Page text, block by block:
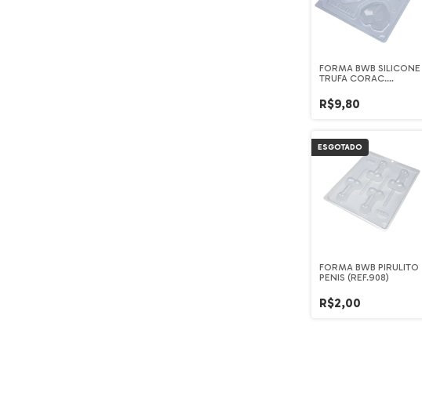
FORMA BWB SILICONE
TRUFA CORAC.
R$9,80
ESGOTADO
FORMA BWB PIRULITO
PENIS (REF.908)
R$2,00